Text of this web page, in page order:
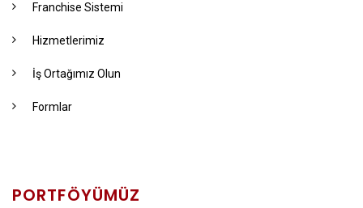
Franchise Sistemi
Hizmetlerimiz
İş Ortağımız Olun
Formlar
PORTFÖYÜMÜZ